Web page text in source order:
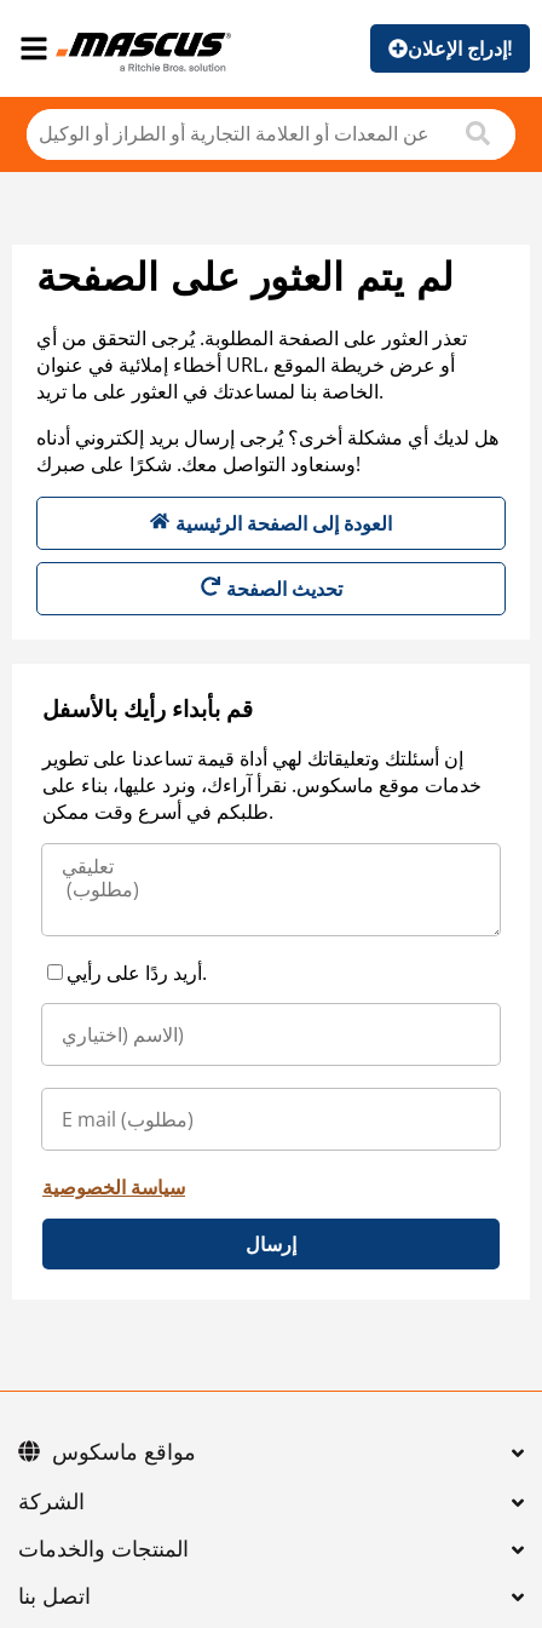
إدراج الإعلان!
لم يتم العثور على الصفحة
تعذر العثور على الصفحة المطلوبة. يُرجى التحقق من أي
أخطاء إملائية في عنوان URL، أو عرض خريطة الموقع
الخاصة بنا لمساعدتك في العثور على ما تريد.
هل لديك أي مشكلة أخرى؟ يُرجى إرسال بريد إلكتروني أدناه
وسنعاود التواصل معك. شكرًا على صبرك!
العودة إلى الصفحة الرئيسية
تحديث الصفحة
قم بأبداء رأيك بالأسفل
إن أسئلتك وتعليقاتك لهي أداة قيمة تساعدنا على تطوير
خدمات موقع ماسكوس. نقرأ آراءك، ونرد عليها، بناء على
طلبكم في أسرع وقت ممكن.
أريد ردًا على رأيي.
سياسة الخصوصية
إرسال
اتصل بنا
مواقع ماسكوس